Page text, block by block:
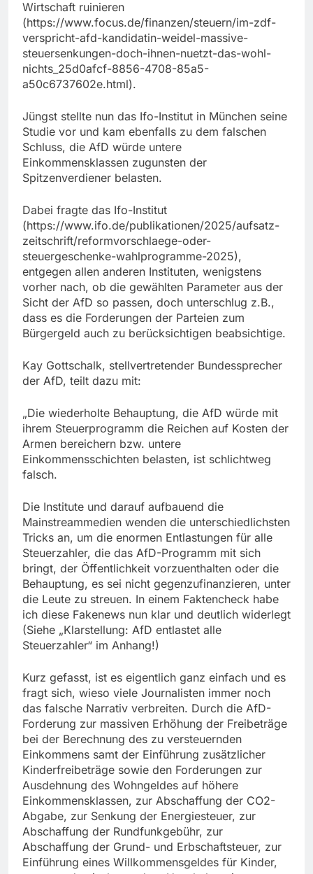
Wirtschaft ruinieren
(https://www.focus.de/finanzen/steuern/im-zdf-
verspricht-afd-kandidatin-weidel-massive-
steuersenkungen-doch-ihnen-nuetzt-das-wohl-
nichts_25d0afcf-8856-4708-85a5-
a50c6737602e.html).
Jüngst stellte nun das Ifo-Institut in München seine
Studie vor und kam ebenfalls zu dem falschen
Schluss, die AfD würde untere
Einkommensklassen zugunsten der
Spitzenverdiener belasten.
Dabei fragte das Ifo-Institut
(https://www.ifo.de/publikationen/2025/aufsatz-
zeitschrift/reformvorschlaege-oder-
steuergeschenke-wahlprogramme-2025),
entgegen allen anderen Instituten, wenigstens
vorher nach, ob die gewählten Parameter aus der
Sicht der AfD so passen, doch unterschlug z.B.,
dass es die Forderungen der Parteien zum
Bürgergeld auch zu berücksichtigen beabsichtige.
Kay Gottschalk, stellvertretender Bundessprecher
der AfD, teilt dazu mit:
„Die wiederholte Behauptung, die AfD würde mit
ihrem Steuerprogramm die Reichen auf Kosten der
Armen bereichern bzw. untere
Einkommensschichten belasten, ist schlichtweg
falsch.
Die Institute und darauf aufbauend die
Mainstreammedien wenden die unterschiedlichsten
Tricks an, um die enormen Entlastungen für alle
Steuerzahler, die das AfD-Programm mit sich
bringt, der Öffentlichkeit vorzuenthalten oder die
Behauptung, es sei nicht gegenzufinanzieren, unter
die Leute zu streuen. In einem Faktencheck habe
ich diese Fakenews nun klar und deutlich widerlegt
(Siehe „Klarstellung: AfD entlastet alle
Steuerzahler“ im Anhang!)
Kurz gefasst, ist es eigentlich ganz einfach und es
fragt sich, wieso viele Journalisten immer noch
das falsche Narrativ verbreiten. Durch die AfD-
Forderung zur massiven Erhöhung der Freibeträge
bei der Berechnung des zu versteuernden
Einkommens samt der Einführung zusätzlicher
Kinderfreibeträge sowie den Forderungen zur
Ausdehnung des Wohngeldes auf höhere
Einkommensklassen, zur Abschaffung der CO2-
Abgabe, zur Senkung der Energiesteuer, zur
Abschaffung der Rundfunkgebühr, zur
Abschaffung der Grund- und Erbschaftsteuer, zur
Einführung eines Willkommensgeldes für Kinder,